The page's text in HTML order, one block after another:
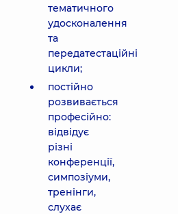
тематичного
удосконалення
та
передатестаційні
цикли;
постійно
розвивається
професійно:
відвідує
різні
конференції,
симпозіуми,
тренінги,
слухає